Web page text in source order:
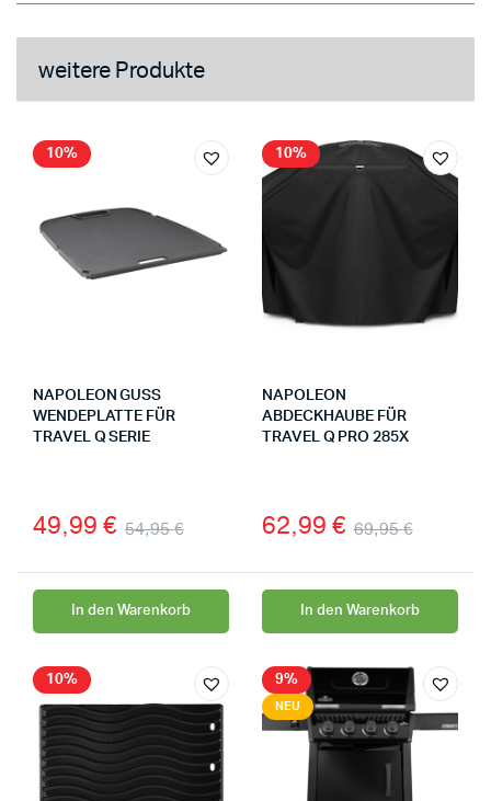
weitere Produkte
10%
NAPOLEON GUSS
WENDEPLATTE FÜR
TRAVEL Q SERIE
54,95€
49,99 €
In den Warenkorb
10%
NAPOLEON
ABDECKHAUBE FÜR
TRAVEL Q PRO 285X
69,95€
62,99 €
In den Warenkorb
10% 9%
NEU